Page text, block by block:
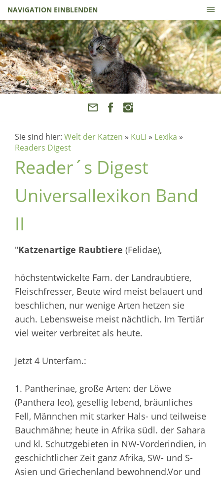
NAVIGATION EINBLENDEN
Sie sind hier: Welt der Katzen » KuLi » Lexika »
Readers Digest
Reader´s Digest
Universallexikon Band
II
"Katzenartige Raubtiere (Felidae),
höchstentwickelte Fam. der Landraubtiere,
Fleischfresser, Beute wird meist belauert und
beschlichen, nur wenige Arten hetzen sie
auch. Lebensweise meist nächtlich. Im Tertiär
viel weiter verbreitet als heute.
Jetzt 4 Unterfam.:
1. Pantherinae, große Arten: der Löwe
(Panthera leo), gesellig lebend, bräunliches
Fell, Männchen mit starker Hals- und teilweise
Bauchmähne; heute in Afrika südl. der Sahara
und kl. Schutzgebieten in NW-Vorderindien, in
geschichtlicher Zeit ganz Afrika, SW- und S-
Asien und Griechenland bewohnend.Vor und